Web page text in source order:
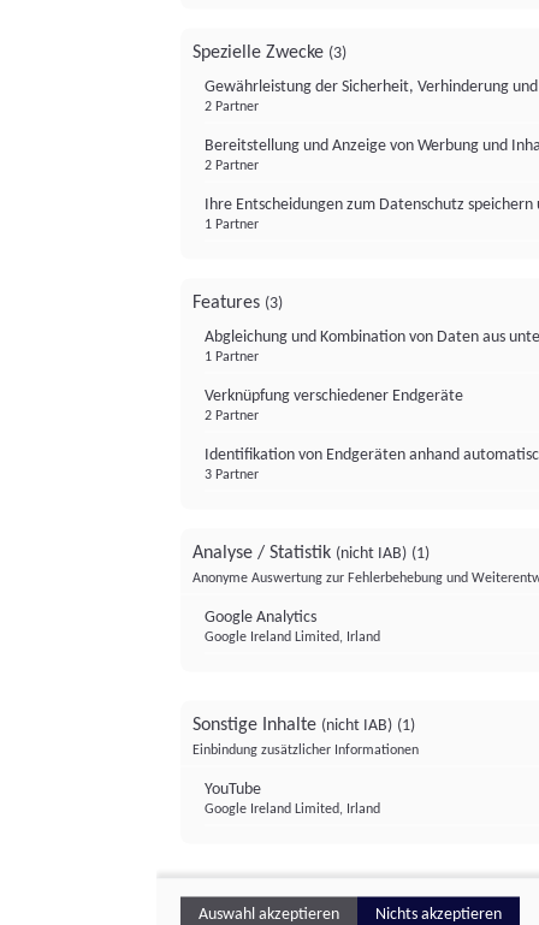
Spezielle Zwecke (3)
Gewährleistung der Sicherheit, Verhinderung
2 Partner
Bereitstellung und Anzeige von Werbung und
2 Partner
Ihre Entscheidungen zum Datenschutz
1 Partner
Features (3)
Abgleichung und Kombination von Daten aus
1 Partner
Verknüpfung verschiedener Endgeräte
2 Partner
Identifikation von Endgeräten anhand
3 Partner
Analyse / Statistik (nicht IAB) (1)
Anonyme Auswertung zur Fehlerbehebung und
Google Analytics
Google Ireland Limited, Irland
Sonstige Inhalte (nicht IAB) (1)
Einbindung zusätzlicher Informationen
YouTube
Google Ireland Limited, Irland
Auswahl akzeptieren Nichts akzeptieren